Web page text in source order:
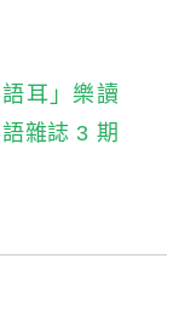
耳」樂讀
雜誌 3 期